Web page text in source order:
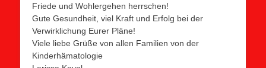
Friede und Wohlergehen herrschen!
Gute Gesundheit, viel Kraft und Erfolg bei der
Verwirklichung Eurer Pläne!
Viele liebe Grüße von allen Familien von der
Kinderhämatologie